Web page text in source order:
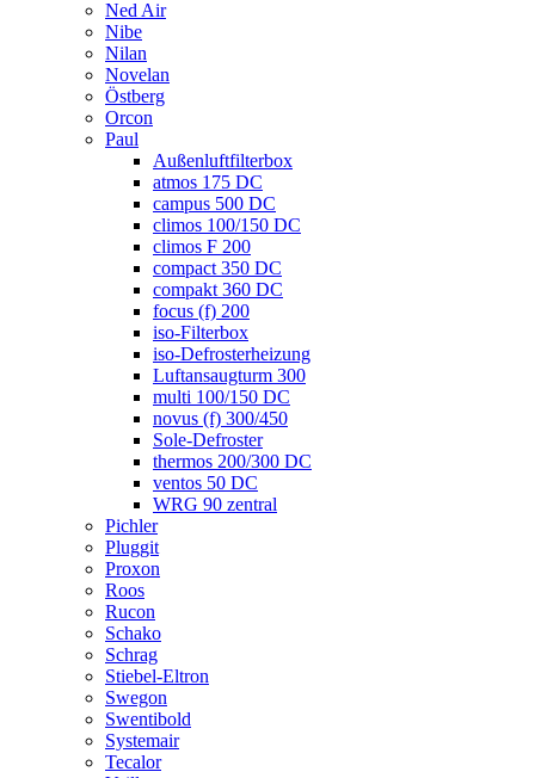
Ned Air
Nibe
Nilan
Novelan
Östberg
Orcon
Paul
Außenluftfilterbox
atmos 175 DC
campus 500 DC
climos 100/150 DC
climos F 200
compact 350 DC
compakt 360 DC
focus (f) 200
iso-Filterbox
iso-Defrosterheizung
Luftansaugturm 300
multi 100/150 DC
novus (f) 300/450
Sole-Defroster
thermos 200/300 DC
ventos 50 DC
WRG 90 zentral
Pichler
Pluggit
Proxon
Roos
Rucon
Schako
Schrag
Stiebel-Eltron
Swegon
Swentibold
Systemair
Tecalor